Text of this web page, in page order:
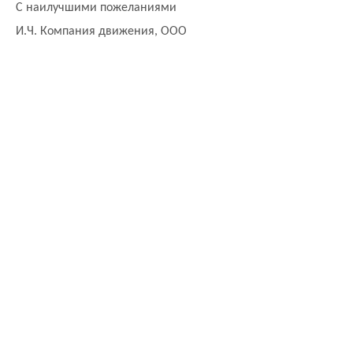
С наилучшими пожеланиями
И.Ч. Компания движения, ООО